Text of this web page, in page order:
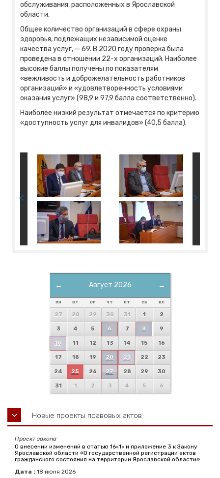
обслуживания, расположенных в Ярославской
области.
Общее количество организаций в сфере охраны
здоровья, подлежащих независимой оценке
качества услуг, — 69. В 2020 году проверка была
проведена в отношении 22-х организаций. Наиболее
высокие баллы получены по показателям
«вежливость и доброжелательность работников
организаций» и «удовлетворенность условиями
оказания услуг» (98,9 и 97,9 балла соответственно).
Наиболее низкий результат отмечается по критерию
«доступность услуг для инвалидов» (40,5 балла).
← →
Август 2026
ПН ВТ СР ЧТ ПТ СБ ВС
27 28 29 30 31 1 2
3 4 5 6 7 8 9
10 11 12 13 14 15 16
17 18 19 20 21 22 23
24 25 26 27 28 29 30
31 1 2 3 4 5 6
Новые проекты правовых актов
Проект закона
О внесении изменений в статью 16<1> и приложение 3 к Закону
Ярославской области «О государственной регистрации актов
гражданского состояния на территории Ярославской области»
Дата : 18 июня 2026